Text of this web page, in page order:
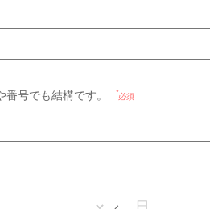
号でも結構です。 必須